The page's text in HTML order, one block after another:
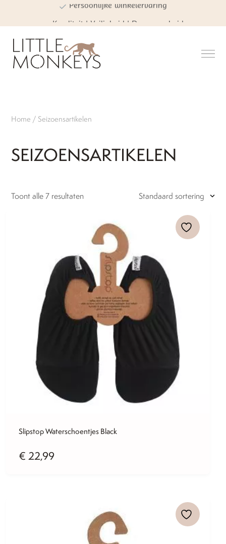
Home / Seizoensartikelen
SEIZOENSARTIKELEN
Toont alle 7 resultaten
Slipstop Waterschoentjes Black
€ 22,99